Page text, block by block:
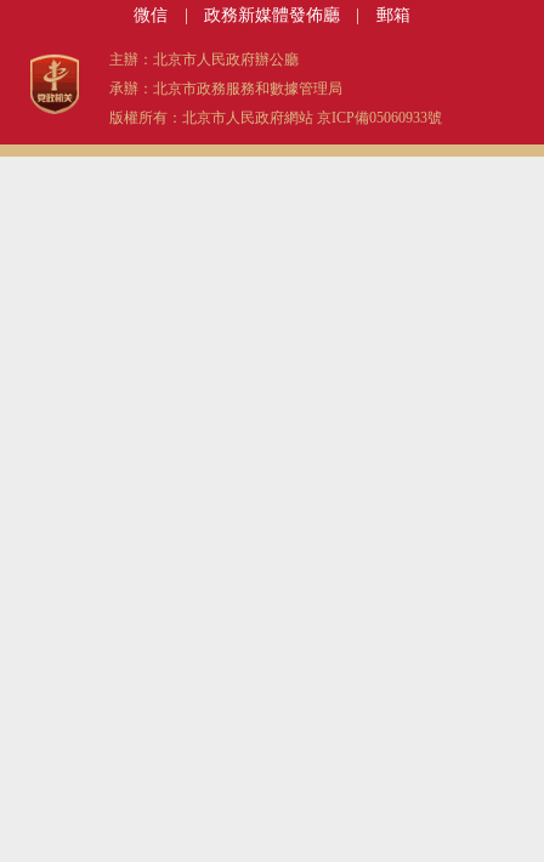
微信 政務新媒體發佈廳 郵箱
主辦：北京市人民政府辦公廳
承辦：北京市政務服務和數據管理局
版權所有：北京市人民政府網站 京ICP備05060933號